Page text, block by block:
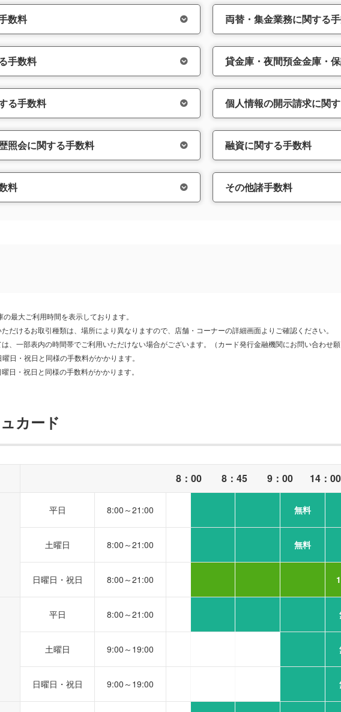
数料 両替・集金業務に関する
手数料 貸金庫・夜間預金金庫・
る手数料 個人情報の開示請求に関
照会に関する手数料 融資に関する手数料
料 その他諸手数料
最大ご利用時間を表示しております。
だけるお取引種類は、場所により異なりますので、店舗・コーナーの詳細画面よりご確認ください。
、一部表内の時間帯でご利用いただけない場合がございます。（カード発行金融機関にお問い合わせ
日・祝日と同様の手数料がかかります。
日・祝日と同様の手数料がかかります。
カード
8：00 8：45 9：00 14：00
平日 8:00～21:00 無料
土曜日 8:00～21:00 無料
日曜日・祝日 8:00～21:00
平日 8:00～21:00
土曜日 9:00～19:00
日曜日・祝日 9:00～19:00